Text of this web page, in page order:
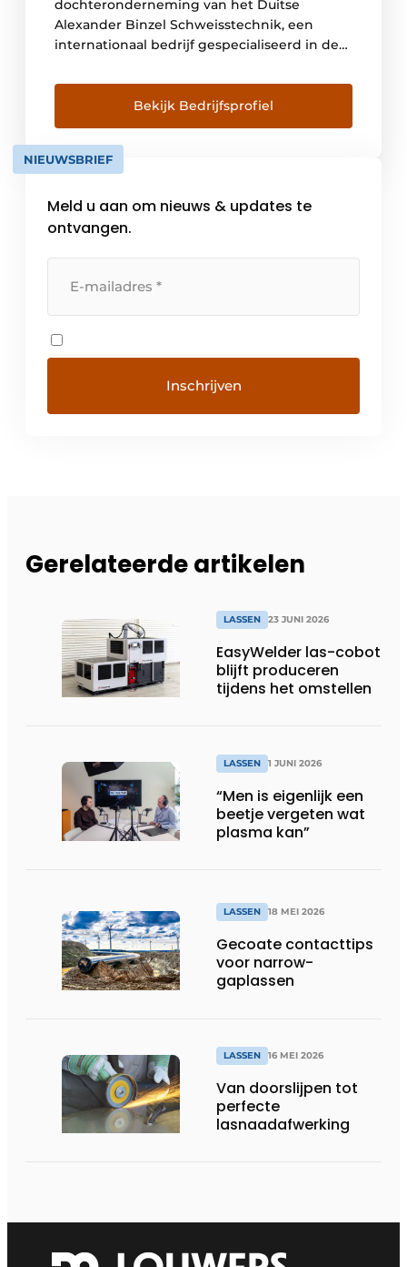
dochteronderneming van het Duitse
Alexander Binzel Schweisstechnik, een
internationaal bedrijf gespecialiseerd in de
lastoortsen, Plasmalas- en snijtoortsen en
Robotlaspistolen, -toortsen en –periferie. De
ABICOR BINZEL groep omvat wereldwijd ca.
1.500 medewerkers in meer dan 45
productiebedrijven en
vestiging werd opgericht in 1980 en […]
Bekijk Bedrijfsprofiel
NIEUWSBRIEF
Meld u aan om nieuws & updates te
ontvangen.
Gerelateerde artikelen
LASSEN 23 JUNI 2026
EasyWelder las-cobot
blijft produceren
tijdens het omstellen
LASSEN 1 JUNI 2026
“Men is eigenlijk een
beetje vergeten wat
plasma kan”
LASSEN 18 MEI 2026
Gecoate contacttips
voor narrow-
gaplassen
LASSEN 16 MEI 2026
Van doorslijpen tot
perfecte
lasnaadafwerking